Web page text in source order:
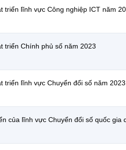
triển lĩnh vực Công nghiệp ICT năm
triển Chính phủ số năm 2023
triển lĩnh vực Chuyển đổi số năm 2023
của lĩnh vực Chuyển đổi số quốc gia